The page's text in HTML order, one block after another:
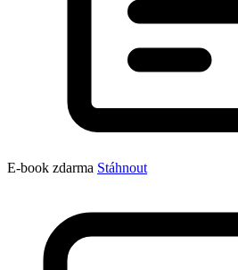
E-book zdarma Stáhnout